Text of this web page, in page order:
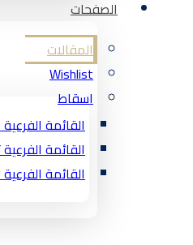
الصفحات
المقالات
Wishlist
اسقاط
القائمة الفرعية ١
القائمة الفرعية ٢
القائمة الفرعية ٣